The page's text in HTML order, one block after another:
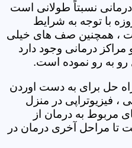
نسبتاً طولانی است
با توجه به شرایط
، همچنین صف های خیلی
درمانی وجود دارد
به رو نموده است.
حل برای به دست اوردن
، فیزیوتراپی در منزل
مربوط به درمان از
تا مراحل آخری درمان در